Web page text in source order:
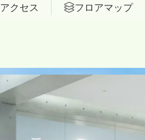
アクセス フロアマップ